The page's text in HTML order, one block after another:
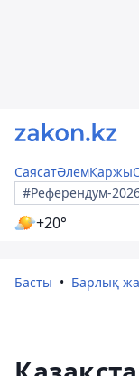
СаясатӘлемҚаржы
#Референдум-
+20°
Басты Барлық